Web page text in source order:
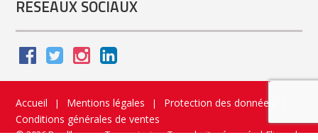
RÉSEAUX SOCIAUX
Accueil | Mentions légales | Protection des données
Conditions générales de ventes
© 2026 Prud’homme Transmission. Tous droits réservés|Flippad